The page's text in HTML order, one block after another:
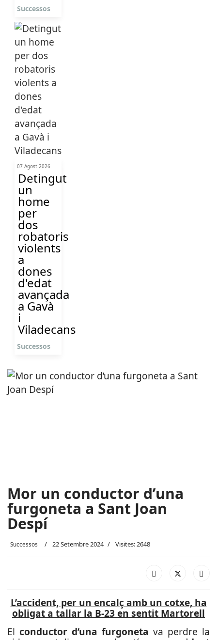
Successos
07 Agost 2026
Detingut
un
home
per
dos
robatoris
violents
a
dones
d'edat
avançada
a Gavà
i
Viladecans
Successos
Mor un conductor d’una
furgoneta a Sant Joan
Despí
Successos 22 Setembre 2024 Visites: 2648
L’accident, per un encalç amb un cotxe, ha
obligat a tallar la B-23 en sentit Martorell
El conductor d’una furgoneta va perdre la